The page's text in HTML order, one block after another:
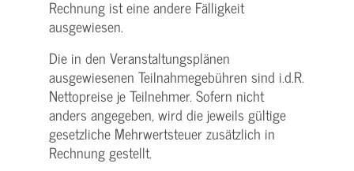
Rechnung ist eine andere Fälligkeit
ausgewiesen.
Die in den Veranstaltungsplänen
ausgewiesenen Teilnahmegebühren sind i.d.R.
Nettopreise je Teilnehmer. Sofern nicht
anders angegeben, wird die jeweils gültige
gesetzliche Mehrwertsteuer zusätzlich in
Rechnung gestellt.